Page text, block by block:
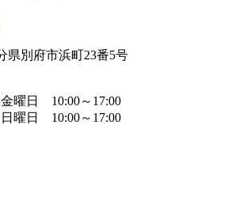
県別府市浜町23番5号
曜日 10:00～17:00
曜日 10:00～17:00